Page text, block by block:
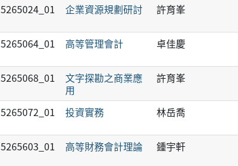
5265024_01 企業資源規劃研討 許育峯
5265064_01 高等管理會計 卓佳慶
5265068_01
文字探勘之商業應
用
許育峯
5265072_01 投資實務 林岳喬
5265603_01 高等財務會計理論 鍾宇軒